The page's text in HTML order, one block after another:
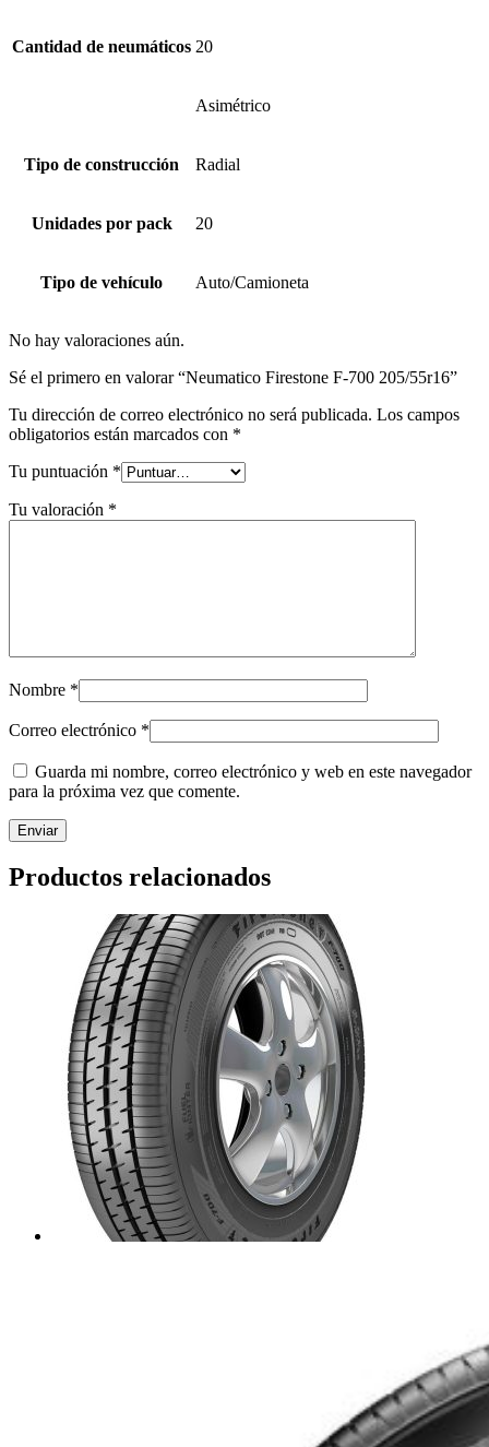
Cantidad de neumáticos 20
Asimétrico
Tipo de construcción Radial
Unidades por pack 20
Tipo de vehículo Auto/Camioneta
No hay valoraciones aún.
Sé el primero en valorar “Neumatico Firestone F-700 205/55r16”
Tu dirección de correo electrónico no será publicada. Los campos
obligatorios están marcados con *
Tu puntuación *
Tu valoración *
Nombre *
Correo electrónico *
Guarda mi nombre, correo electrónico y web en este navegador
para la próxima vez que comente.
Productos relacionados